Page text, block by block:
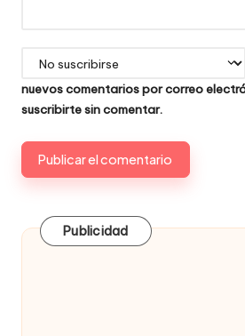
nuevos comentarios por correo
suscribirtesin comentar.
Publicidad